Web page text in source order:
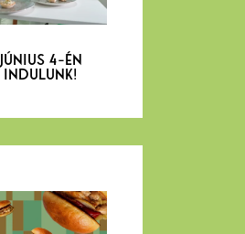
JÚNIUS 4-ÉN
INDULUNK!